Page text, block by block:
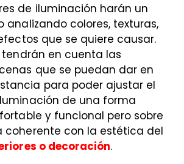
de iluminación harán un
analizando colores, texturas,
que se quiere causar.
tendrán en cuenta las
que se puedan dar en
para poder ajustar el
de una forma
y funcional pero sobre
coherente con la estética del
o decoración.